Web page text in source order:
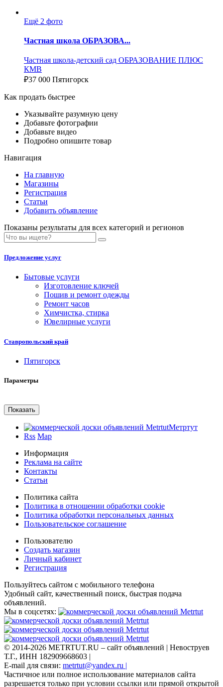
Ещё 2 фото
Частная школа ОБРАЗОВА...
Частная школа-детский сад ОБРАЗОВАНИЕ ПЛЮС
КМВ
₽37 000 Пятигорск
Как продать быстрее
Указывайте разумную цену
Добавьте фотографии
Добавьте видео
Подробно опишите товар
Навигация
На главную
Магазины
Регистрация
Статьи
Добавить объявление
Показаны результаты для всех категорий и регионов
Предложение услуг
Бытовые услуги
Изготовление ключей
Пошив и ремонт одежды
Ремонт часов
Химчистка, стирка
Ювелирные услуги
Ставропольский край
Пятигорск
Параметры
Метртут
Rss Map
Информация
Реклама на сайте
Контакты
Статьи
Политика сайта
Политика в отношении обработки cookie
Политика обработки персональных данных
Пользовательское соглашение
Пользователю
Создать магазин
Личный кабинет
Регистрация
Пользуйтесь сайтом с мобильного телефона
Удобный сайт, качественный поиск, быстрая подача
объявлений.
Мы в соцсетях:
© 2014-2026 METRTUT.RU – сайт объявлений | Невоструев
Т.Г., ИНН 182909668603 |
E-mail для связи: metrtut@yandex.ru |
Частичное или полное использование материалов сайта
разрешается только при условии ссылки или прямой открытой